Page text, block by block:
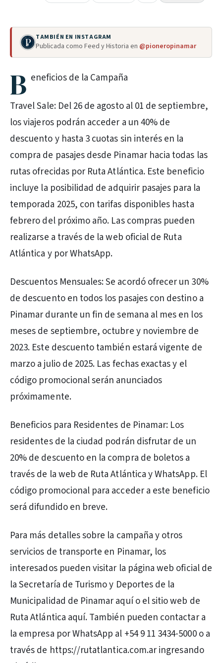
TAMBIÉN EN INSTAGRAM
Publicada como Feed y Historia en @pioneropinamar
B eneficios de la Campaña
Travel Sale: Del 26 de agosto al 01 de septiembre,
los viajeros podrán acceder a un 40% de
descuento y hasta 3 cuotas sin interés en la
compra de pasajes desde Pinamar hacia todas las
rutas ofrecidas por Ruta Atlántica. Este beneficio
incluye la posibilidad de adquirir pasajes para la
temporada 2025, con tarifas disponibles hasta
febrero del próximo año. Las compras pueden
realizarse a través de la web oficial de Ruta
Atlántica y por WhatsApp.
Descuentos Mensuales: Se acordó ofrecer un 30%
de descuento en todos los pasajes con destino a
Pinamar durante un fin de semana al mes en los
meses de septiembre, octubre y noviembre de
2023. Este descuento también estará vigente de
marzo a julio de 2025. Las fechas exactas y el
código promocional serán anunciados
próximamente.
Beneficios para Residentes de Pinamar: Los
residentes de la ciudad podrán disfrutar de un
20% de descuento en la compra de boletos a
través de la web de Ruta Atlántica y WhatsApp. El
código promocional para acceder a este beneficio
será difundido en breve.
Para más detalles sobre la campaña y otros
servicios de transporte en Pinamar, los
interesados pueden visitar la página web oficial de
la Secretaría de Turismo y Deportes de la
Municipalidad de Pinamar aquí o el sitio web de
Ruta Atlántica aquí. También pueden contactar a
la empresa por WhatsApp al +54 9 11 3434-5000 o a
través de https://rutatlantica.com.ar ingresando